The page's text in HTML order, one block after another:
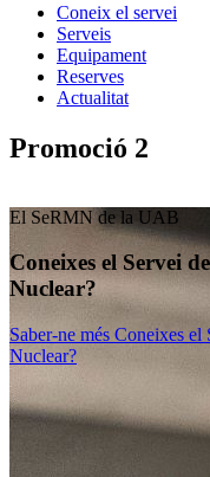
Coneix el servei
Serveis
Equipament
Reserves
Actualitat
Promoció 2
El SeRMN de la UAB
Coneixes el Servei
Nuclear?
Saber-ne més Coneixes el
Nuclear?